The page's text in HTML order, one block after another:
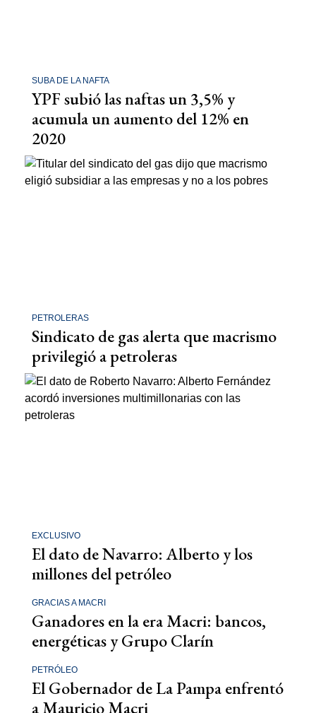
SUBA DE LA NAFTA
YPF subió las naftas un 3,5% y
acumula un aumento del 12% en
2020
PETROLERAS
Sindicato de gas alerta que macrismo
privilegió a petroleras
EXCLUSIVO
El dato de Navarro: Alberto y los
millones del petróleo
GRACIAS A MACRI
Ganadores en la era Macri: bancos,
energéticas y Grupo Clarín
PETRÓLEO
El Gobernador de La Pampa enfrentó
a Mauricio Macri